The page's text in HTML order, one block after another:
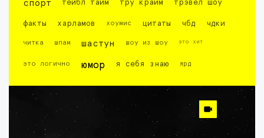
спорт тейбл тайм тру крайм трэвел шоу
факты харламов хоумис цитаты чбд чдки
читка шпам шастун шоу из шоу это хит
это логично юмор я себя знаю ярд